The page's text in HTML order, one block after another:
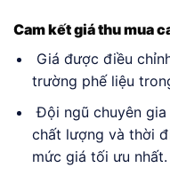
Cam kết giá thu mua
Giá được điều
trường phế liệu
Đội ngũ chuyên
chất lượng và thời
mức giá tối ưu nhất.